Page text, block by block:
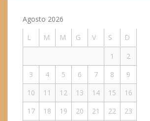
Agosto 2026
L
M M G V S
D
1
2
3
4 5 6 7 8
9
10
11 12 13 14 15
16
17
18 19 20 21 22
23